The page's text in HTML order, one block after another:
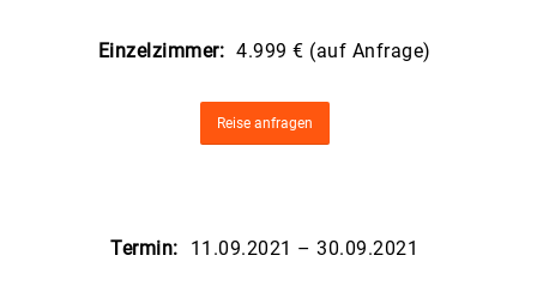
Einzelzimmer: 4.999 € (auf Anfrage)
Reise anfragen
Termin: 11.09.2021 – 30.09.2021